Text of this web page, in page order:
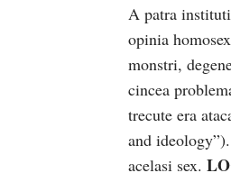
A patra
opinia
monstri,
cincea
trecute era
and
acelasi sex.